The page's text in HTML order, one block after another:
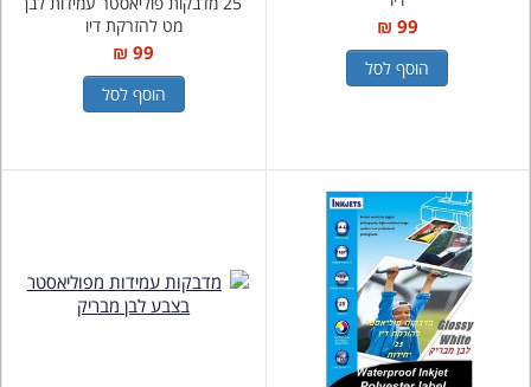
99 ₪
הוסף לסל
מט להזרקת דיו
99 ₪
הוסף לסל